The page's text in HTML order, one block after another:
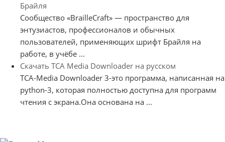
Брайля
Сообщество «BrailleCraft» — пространство для
энтузиастов, профессионалов и обычных
пользователей, применяющих шрифт Брайля на
работе, в учёбе ...
Скачать TCA Media Downloader на русском
TCA-Media Downloader 3-это программа, написанная на
python-3, которая полностью доступна для программ
чтения с экрана.Она основана на ...